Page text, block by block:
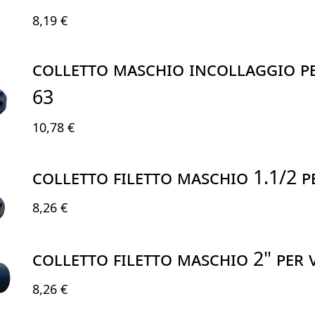
8,19 €
COLLETTO MASCHIO INCOLLAGGIO
63
10,78 €
COLLETTO FILETTO MASCHIO 1.1/2
8,26 €
COLLETTO FILETTO MASCHIO 2"
8,26 €